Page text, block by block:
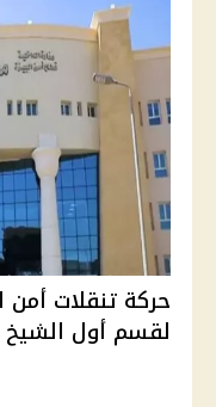
حركة تنقلات أمن
لقسم أول